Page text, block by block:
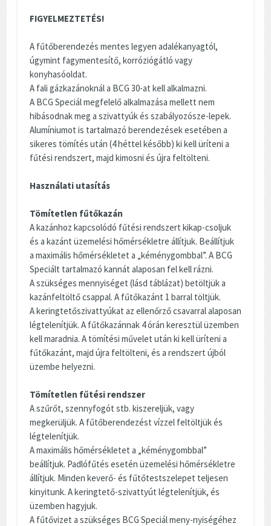
FIGYELMEZTETÉS!
A fűtőberendezés mentes legyen adalékanyagtól,
úgymint fagymentesítő, korróziógátló vagy
konyhasóoldat.
A fali gázkazánoknál a BCG 30-at kell alkalmazni.
A BCG Speciál megfelelő alkalmazása mellett nem
hibásodnak meg a szivattyúk és szabályozósze-lepek.
Alumíniumot is tartalmazó berendezések esetében a
sikeres tömítés után (4 héttel később) ki kell üríteni a
fűtési rendszert, majd kimosni és újra feltölteni.
Használati utasítás
Tömítetlen fűtőkazán
A kazánhoz kapcsolódó fűtési rendszert kikap-csoljuk
és a kazánt üzemelési hőmérsékletre állítjuk. Beállítjuk
a maximális hőmérsékletet a „kéménygombbal”. A BCG
Speciált tartalmazó kannát alaposan fel kell rázni.
A szükséges mennyiséget (lásd táblázat) betöltjük a
kazánfeltöltő csappal. A fűtőkazánt 1 barral töltjük.
A keringtetőszivattyúkat az ellenőrző csavarral alaposan
légtelenítjük. A fűtőkazánnak 4 órán keresztül üzemben
kell maradnia. A tömítési művelet után ki kell üríteni a
fűtőkazánt, majd újra feltölteni, és a rendszert újból
üzembe helyezni.
Tömítetlen fűtési rendszer
A szűrőt, szennyfogót stb. kiszereljük, vagy
megkerüljük. A fűtőberendezést vízzel feltöltjük és
légtelenítjük.
A maximális hőmérsékletet a „kéménygombbal”
beállítjuk. Padlófűtés esetén üzemelési hőmérsékletre
állítjuk. Minden keverő- és fűtőtestszelepet teljesen
kinyitunk. A keringtető-szivattyút légtelenítjük, és
üzemben hagyjuk.
A fűtővizet a szükséges BCG Speciál meny-nyiségéhez